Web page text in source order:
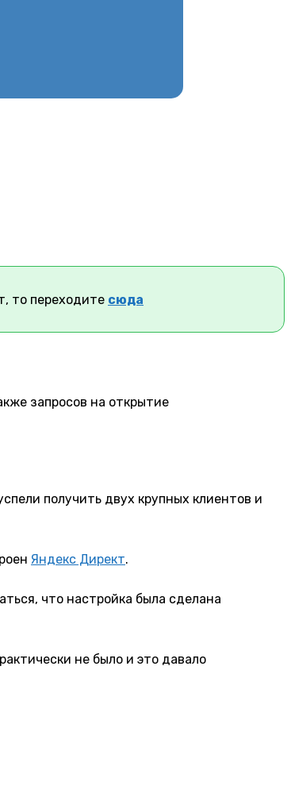
то переходите сюда
запросов на открытие
получить двух крупных клиентов и
Яндекс Директ.
что настройка была сделана
не было и это давало